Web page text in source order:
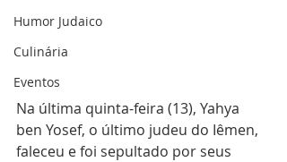
Humor Judaico
Culinária
Eventos
Na última quinta-feira (13), Yahya
ben Yosef, o último judeu do Iêmen,
faleceu e foi sepultado por seus